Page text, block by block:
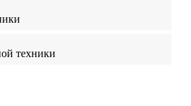
техники